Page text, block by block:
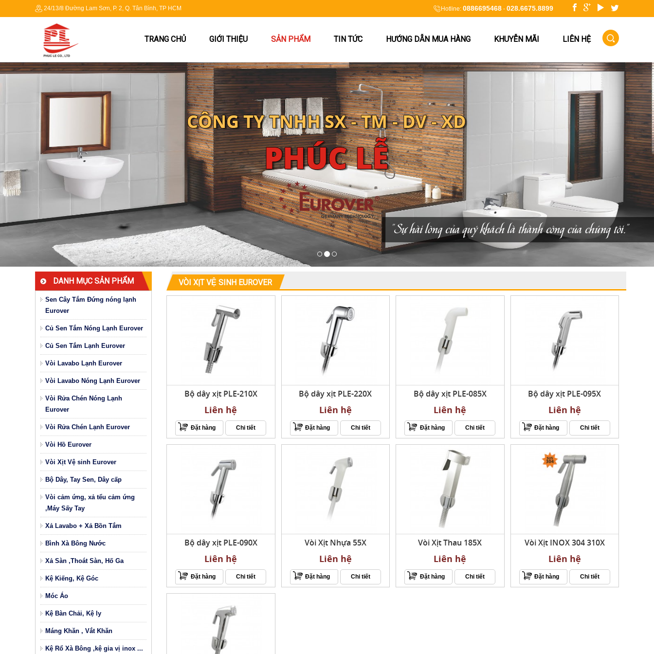
24/13/8 Đường Lam Sơn, P. 2, Q. Tân Bình, TP HCM Hotline: 0886695468 - 028.6675.8899
TRANG CHỦ GIỚI THIỆU SẢN PHẨM TIN TỨC HƯỚNG DẪN MUA HÀNG KHUYỄN MÃI LIÊN HỆ
"Sự hài lòng của quý khách là thành công của chúng tôi."
DANH MỤC SẢN PHẨM
Sen Cây Tắm Đứng nóng lạnh
Eurover
Củ Sen Tắm Nóng Lạnh Eurover
Củ Sen Tắm Lạnh Eurover
Vòi Lavabo Lạnh Eurover
Vòi Lavabo Nóng Lạnh Eurover
Vòi Rửa Chén Nóng Lạnh
Eurover
Vòi Rửa Chén Lạnh Eurover
Vòi Hồ Eurover
Vòi Xịt Vệ sinh Eurover
Bộ Dây, Tay Sen, Dây cấp
Vòi cảm ứng, xả tểu cảm ứng
,Máy Sấy Tay
Xả Lavabo + Xả Bồn Tắm
Bình Xà Bông Nước
Xả Sàn ,Thoát Sàn, Hố Ga
Kệ Kiếng, Kệ Góc
Móc Áo
Kệ Bàn Chải, Kệ ly
Máng Khăn , Vắt Khăn
Kệ Rổ Xà Bông ,kệ gia vị inox ...
VÒI XỊT VỆ SINH EUROVER
Bộ dây xịt PLE-210X
Liên hệ
Đặt hàng Chi tiết
Bộ dây xịt PLE-220X
Liên hệ
Đặt hàng Chi tiết
Bộ dây xịt PLE-085X
Liên hệ
Đặt hàng Chi tiết
Bộ dây xịt PLE-095X
Liên hệ
Đặt hàng Chi tiết
Bộ dây xịt PLE-090X
Liên hệ
Đặt hàng Chi tiết
Vòi Xịt Nhựa 55X
Liên hệ
Đặt hàng Chi tiết
Vòi Xịt Thau 185X
Liên hệ
Đặt hàng Chi tiết
Vòi Xịt INOX 304 310X
Liên hệ
Đặt hàng Chi tiết